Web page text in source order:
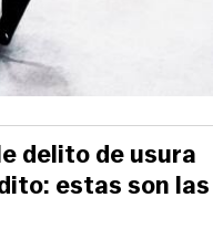
delito de usura
estas son las